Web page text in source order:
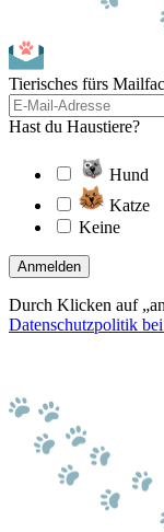
Tierisches fürs
Hast du Haustiere?
Hund
Katze
Keine
Anmelden
Durch Klicken auf
Datenschutzpolitik